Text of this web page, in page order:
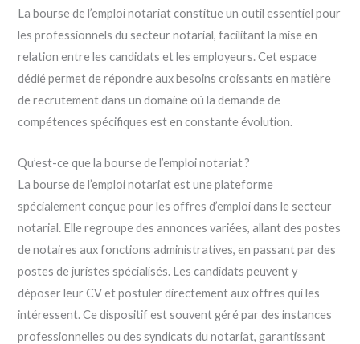
La bourse de l’emploi notariat constitue un outil essentiel pour
les professionnels du secteur notarial, facilitant la mise en
relation entre les candidats et les employeurs. Cet espace
dédié permet de répondre aux besoins croissants en matière
de recrutement dans un domaine où la demande de
compétences spécifiques est en constante évolution.
Qu’est-ce que la bourse de l’emploi notariat ?
La bourse de l’emploi notariat est une plateforme
spécialement conçue pour les offres d’emploi dans le secteur
notarial. Elle regroupe des annonces variées, allant des postes
de notaires aux fonctions administratives, en passant par des
postes de juristes spécialisés. Les candidats peuvent y
déposer leur CV et postuler directement aux offres qui les
intéressent. Ce dispositif est souvent géré par des instances
professionnelles ou des syndicats du notariat, garantissant